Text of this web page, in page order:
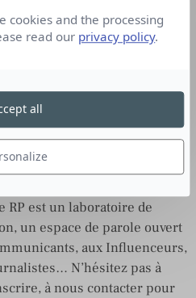
(via Penny Stocks Lab
rayon de Com'
RP est un laboratoire de
un espace de parole ouvert
aux Influenceurs,
N’hésitez pas à
à nous contacter pour
cookies and the processing
read our privacy policy.
all